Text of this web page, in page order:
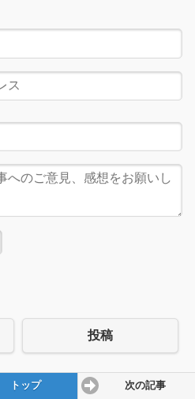
投稿
トップ 次の記事